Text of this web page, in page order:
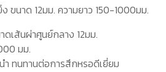
ขนาด 12มม. ความยาว 150-1000มม.
ดเส้นผ่าศูนย์กลาง 12มม.
มม.
ำ ทนทานต่อการสึกหรอดีเยี่ยม